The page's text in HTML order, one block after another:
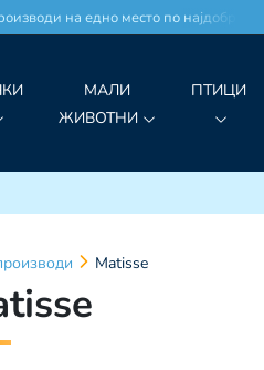
на едно место по најдобри цени!
МАЛИ
ЖИВОТНИ
ПТИЦИ
Matisse